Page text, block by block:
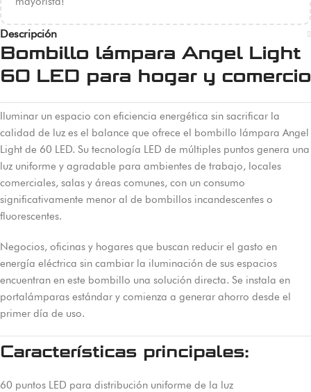
Descripción
Bombillo lámpara Angel Light
60 LED para hogar y comercio
Iluminar un espacio con eficiencia energética sin sacrificar la
calidad de luz es el balance que ofrece el bombillo lámpara Angel
Light de 60 LED. Su tecnología LED de múltiples puntos genera una
luz uniforme y agradable para ambientes de trabajo, locales
comerciales, salas y áreas comunes, con un consumo
significativamente menor al de bombillos incandescentes o
fluorescentes.
Negocios, oficinas y hogares que buscan reducir el gasto en
energía eléctrica sin cambiar la iluminación de sus espacios
encuentran en este bombillo una solución directa. Se instala en
portalámparas estándar y comienza a generar ahorro desde el
primer día de uso.
Características principales:
60 puntos LED para distribución uniforme de la luz